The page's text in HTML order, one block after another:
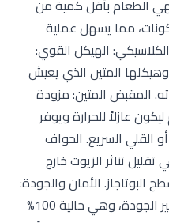
الطعام بأقل كمية من
مما يسهل عملية
الهيكل القوي:
المتين الذي يعيش
المقبض المتين: مزودة
عازلاً للحرارة ويوفر
القلي السريع. الحواف
تناثر الزيوت خارج
الأمان والجودة:
المقلاية مصنعة وفقاً لأعلى معايير الجودة، وهي خالية 100%